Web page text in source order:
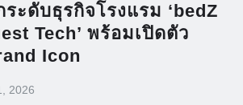
ะดับธุรกิจโรงแรม ‘bedZ
Tech’ พร้อมเปิดตัว
Icon
2026